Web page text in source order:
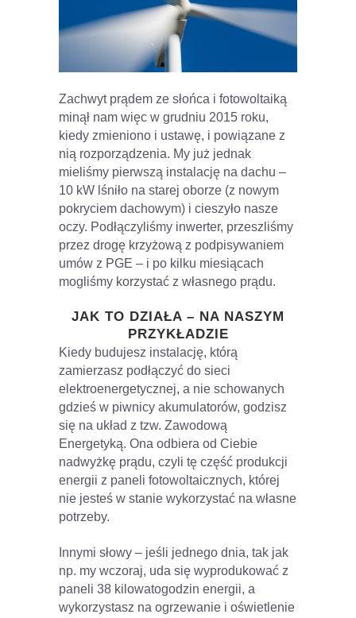
Zachwyt prądem ze słońca i fotowoltaiką
minął nam więc w grudniu 2015 roku,
kiedy zmieniono i ustawę, i powiązane z
nią rozporządzenia. My już jednak
mieliśmy pierwszą instalację na dachu –
10 kW lśniło na starej oborze (z nowym
pokryciem dachowym) i cieszyło nasze
oczy. Podłączyliśmy inwerter, przeszliśmy
przez drogę krzyżową z podpisywaniem
umów z PGE – i po kilku miesiącach
mogliśmy korzystać z własnego prądu.
JAK TO DZIAŁA – NA NASZYM
PRZYKŁADZIE
Kiedy budujesz instalację, którą
zamierzasz podłączyć do sieci
elektroenergetycznej, a nie schowanych
gdzieś w piwnicy akumulatorów, godzisz
się na układ z tzw. Zawodową
Energetyką. Ona odbiera od Ciebie
nadwyżkę prądu, czyli tę część produkcji
energii z paneli fotowoltaicznych, której
nie jesteś w stanie wykorzystać na własne
potrzeby.
Innymi słowy – jeśli jednego dnia, tak jak
np. my wczoraj, uda się wyprodukować z
paneli 38 kilowatogodzin energii, a
wykorzystasz na ogrzewanie i oświetlenie